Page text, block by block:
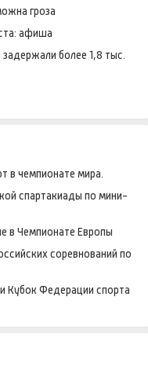
гроза
афиша
более 1,8 тыс.
в чемпионате мира.
спартакиады по мини-
в Чемпионате Европы
соревнований по
Кубок Федерации спорта